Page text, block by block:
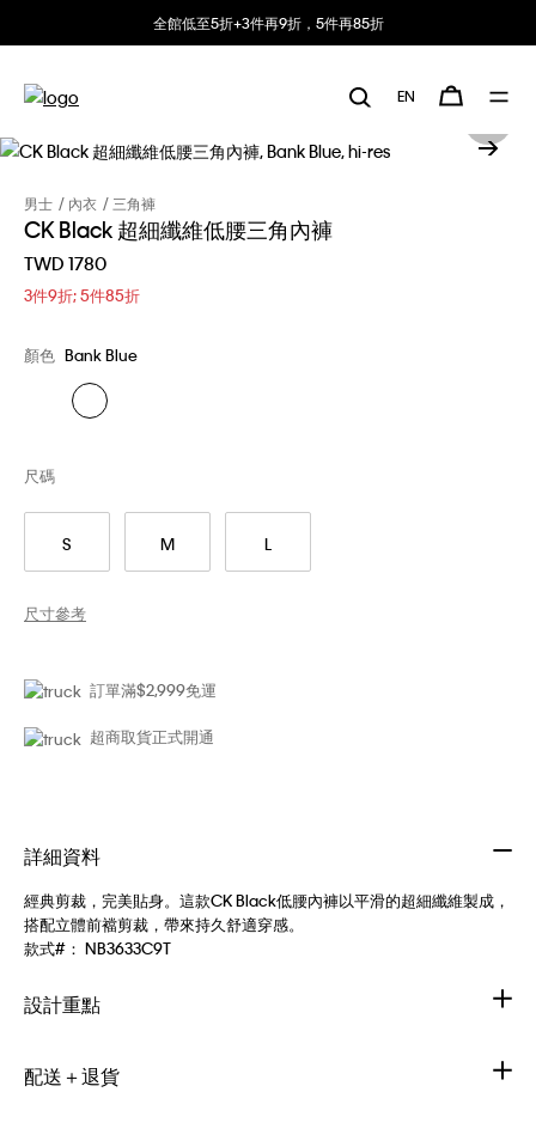
全館低至5折+3件再9折，5件再85折
EN
男士 內衣 三角褲
CK Black 超細纖維低腰三角內褲
TWD 1780
3件9折; 5件85折
顏色 Bank Blue
S M L
尺碼
尺寸參考
訂單滿$2,999免運
超商取貨正式開通
詳細資料
經典剪裁，完美貼身。這款CK Black低腰內褲以平滑的超細纖維製成，
搭配立體前襠剪裁，帶來持久舒適穿感。
款式#： NB3633C9T
設計重點
配送＋退貨